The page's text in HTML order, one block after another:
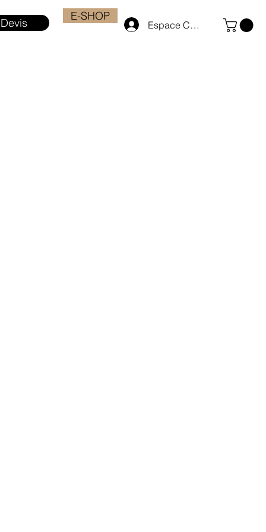
E-SHOP
Espace Client